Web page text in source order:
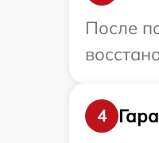
После
4